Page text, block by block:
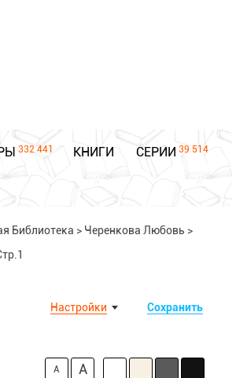
332 441 КНИГИ СЕРИИ 39 514
Библиотека > Черенкова Любовь >
Сохранить
Настройки
A A